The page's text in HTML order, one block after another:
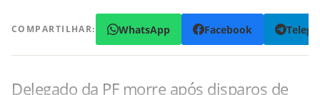
COMPARTILHAR: WhatsApp Facebook
Delegado da PF morre após disparos de